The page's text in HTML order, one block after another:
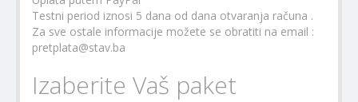
Testni period iznosi 5 dana od dana otvaranja računa .
Za sve ostale informacije možete se obratiti na email :
pretplata@stav.ba
Izaberite Vaš paket